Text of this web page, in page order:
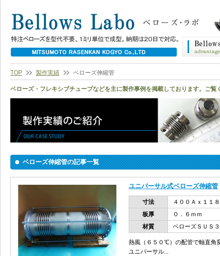
TOP 製作実績 ベローズ伸縮管
ベローズ・フレキシブチューブなどを主に製作事例を掲載しております。ご覧
ベローズ伸縮管の記事一覧
ユニバーサル式ベローズ伸縮管
寸法
４００Ａｘ１１
板厚
０．６ｍｍ
材質
ベローズＳＵＳ
熱風（６５０℃）の配管で軸直角
ユニバーサル...